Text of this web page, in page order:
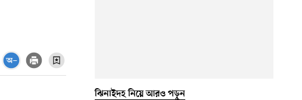
ঝিনাইদহ নিয়ে আরও পড়ুন